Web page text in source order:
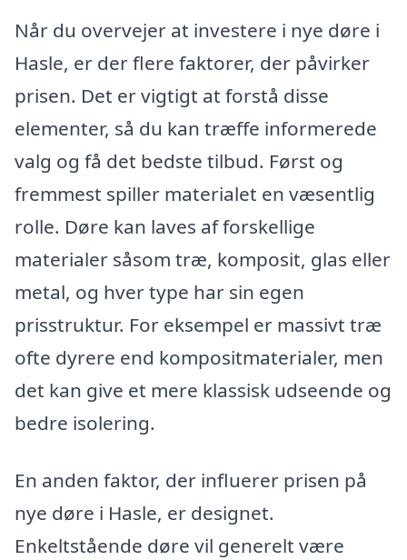
Når du overvejer at investere i nye døre i
Hasle, er der flere faktorer, der påvirker
prisen. Det er vigtigt at forstå disse
elementer, så du kan træffe informerede
valg og få det bedste tilbud. Først og
fremmest spiller materialet en væsentlig
rolle. Døre kan laves af forskellige
materialer såsom træ, komposit, glas eller
metal, og hver type har sin egen
prisstruktur. For eksempel er massivt træ
ofte dyrere end kompositmaterialer, men
det kan give et mere klassisk udseende og
bedre isolering.
En anden faktor, der influerer prisen på
nye døre i Hasle, er designet.
Enkeltstående døre vil generelt være